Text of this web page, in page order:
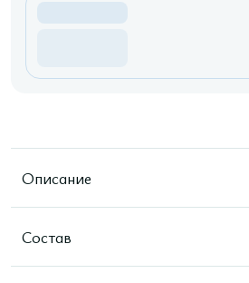
Описание
Состав